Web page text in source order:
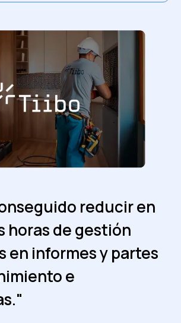
reducir en
horas de gestión
en informes y partes
e
mensuales solían
semana en
Con Fracttal, estos
listos en 1 día, lo
una mejora del
de respuesta a los
clientes ha
30%."
software – ISS